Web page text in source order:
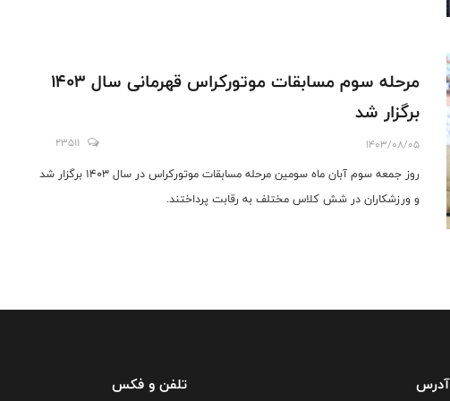
مرحله سوم مسابقات موتورکراس قهرمانی سال 1403
برگزار شد
1403/08/05
23511
روز جمعه سوم آبان ماه سومین مرحله مسابقات موتورکراس در سال ۱۴۰۳ برگزار شد
و ورزشکاران در شش کلاس مختلف به رقابت پرداختند.
آدرس تلفن و فکس